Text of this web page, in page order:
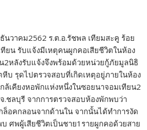
นวาคม2562 ร.ต.อ.รัชพล เทียมสะคู ร้อย
ยน รับแจ้งมีเหตุคนผูกคอเสียชีวิตในห้อง
2หลังรับแจ้งจึงพร้อมด้วยหน่วยกู้ภัยมูลนิธิ
หีบ รุดไปตรวจสอบที่เกิดเหตุอยู่ภายในห้อง
ล้เคียงหอพักแห่งหนึ่งในซอยนาจอมเทียน2
.ชลบุรี จากการตรวจสอบห้องพักพบว่า
ล็อคกลอนจากด้านใน จากนั้นได้ทำการงัด
ศพผู้เสียชีวิตเป็นชาย1รายผูกคอด้วยสาย